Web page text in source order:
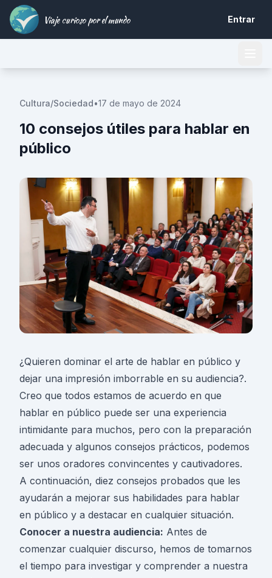
Viaje curioso por el mundo Entrar
Cultura/Sociedad•17 de mayo de 2024
10 consejos útiles para hablar en
público
¿Quieren dominar el arte de hablar en público y
dejar una impresión imborrable en su audiencia?.
Creo que todos estamos de acuerdo en que
hablar en público puede ser una experiencia
intimidante para muchos, pero con la preparación
adecuada y algunos consejos prácticos, podemos
ser unos oradores convincentes y cautivadores.
A continuación, diez consejos probados que les
ayudarán a mejorar sus habilidades para hablar
en público y a destacar en cualquier situación.
Conocer a nuestra audiencia: Antes de
comenzar cualquier discurso, hemos de tomarnos
el tiempo para investigar y comprender a nuestra